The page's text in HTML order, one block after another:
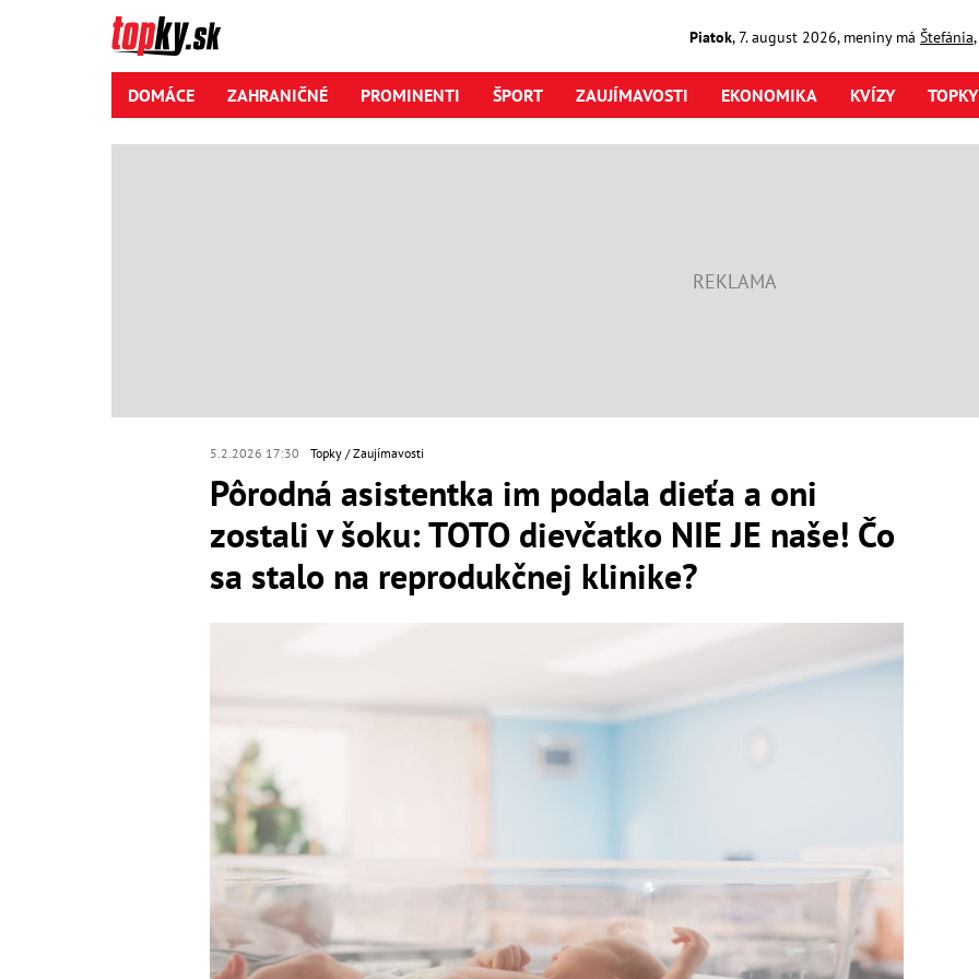
Piatok,7. august2026, meniny má Štefánia
DOMÁCE ZAHRANIČNÉ PROMINENTI ŠPORT ZAUJÍMAVOSTI EKONOMIKA KVÍZY
5.2.2026 17:30 Topky Zaujímavosti
Pôrodná asistentka im podala dieťa a oni
zostali v šoku: TOTO dievčatko NIE JE naše! Čo
sa stalo na reprodukčnej klinike?